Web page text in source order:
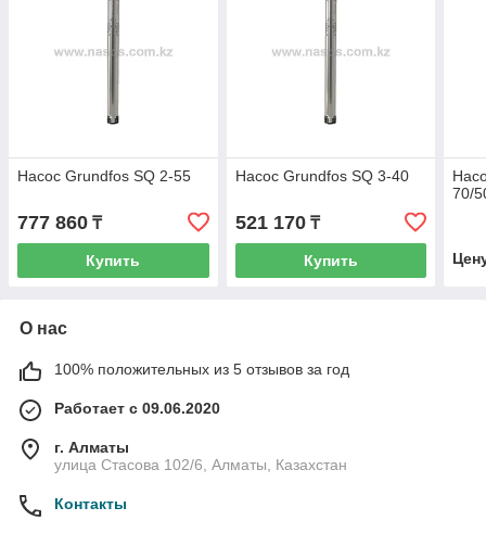
Насос Grundfos SQ 2-55
777 860 ₸
Купить
Насос Grundfos SQ 3-40
521 170₸
Купить
70/
О нас
100% положительных из 5 отзывов за год
Работает с 09.06.2020
г. Алматы
улица Стасова 102/6, Алматы, Казахстан
Контакты